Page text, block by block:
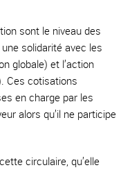
sont le niveau des
solidarité avec les
globale) et l’action
Ces cotisations
en charge par les
alors qu’il ne participe
circulaire, qu’elle